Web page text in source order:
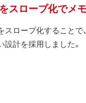
スロープ化でメ
スロープ化すること
計を採用しました。